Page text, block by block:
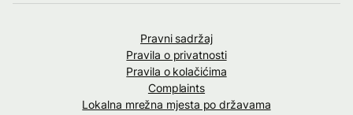
Pravni sadržaj
Pravila o privatnosti
Pravila o kolačićima
Complaints
Lokalna mrežna mjesta po državama